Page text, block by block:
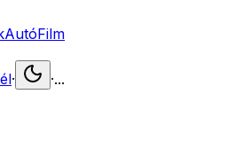
AutóFilm
· ·...